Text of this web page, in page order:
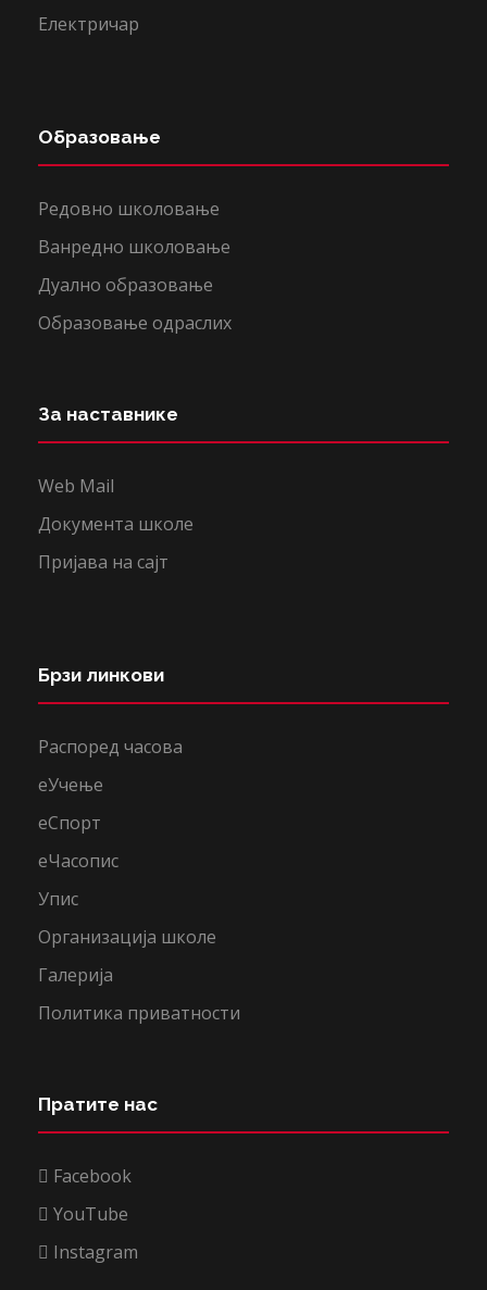
Електричар
Образовање
Редовно школовање
Ванредно школовање
Дуално образовање
Образовање одраслих
За наставнике
Web Mail
Документа школе
Пријава на сајт
Брзи линкови
Распоред часова
еУчење
еСпорт
еЧасопис
Упис
Организација школе
Галерија
Политика приватности
Пратите нас
Facebook
YouTube
Instagram